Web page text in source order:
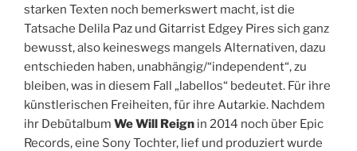
starken Texten noch bemerkswert macht, ist die
Tatsache Delila Paz und Gitarrist Edgey Pires sich ganz
bewusst, also keineswegs mangels Alternativen, dazu
entschieden haben, unabhängig/“independent“, zu
bleiben, was in diesem Fall „labellos“ bedeutet. Für ihre
künstlerischen Freiheiten, für ihre Autarkie. Nachdem
ihr Debütalbum We Will Reign in 2014 noch über Epic
Records, eine Sony Tochter, lief und produziert wurde